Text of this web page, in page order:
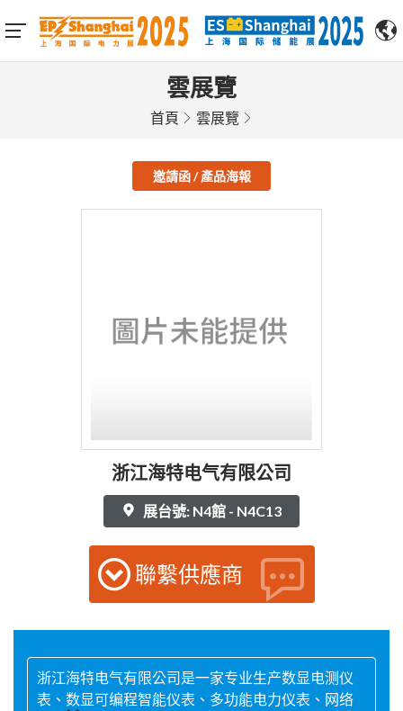
雲展覽
首頁 雲展覽
邀請函 / 產品海報
浙江海特电气有限公司
展台號: N4館 - N4C13
聯繫供應商
浙江海特电气有限公司是一家专业生产数显电测仪
表、数显可编程智能仪表、多功能电力仪表、网络